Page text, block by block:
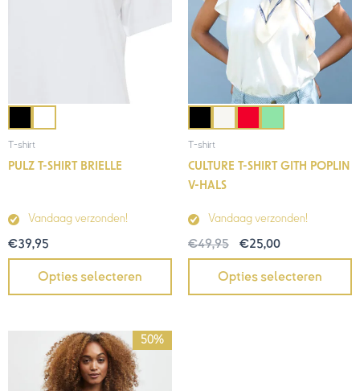
T-shirt
PULZ T-SHIRT BRIELLE
Vandaag verzonden!
€39,95
Opties selecteren
T-shirt
CULTURE T-SHIRT GITH POPLIN
V-HALS
Vandaag verzonden!
€49,95 €25,00
Opties selecteren
50%
Oorspronkelijke
prijs
was:
€39,95.
Huidige
prijs
is:
€20,00.